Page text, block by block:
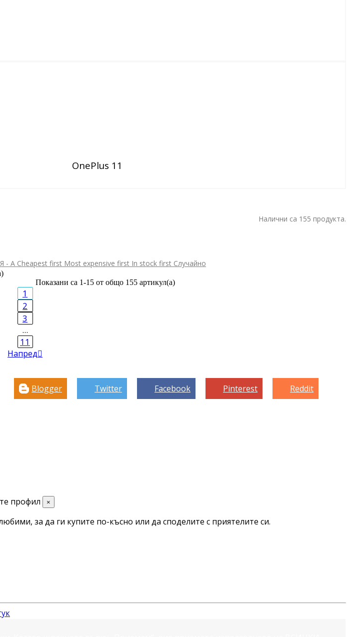
OnePlus 11
Налични са 155 продукта.
- А Cheapest first Most expensive first In stock first Случайно
Показани са 1-15 от общо 155 артикул(а)
1
2
3
…
11
Напред
Blogger Twitter Facebook Pinterest Reddit
профил
×
за да ги купите по-късно или да споделите с приятелите си.